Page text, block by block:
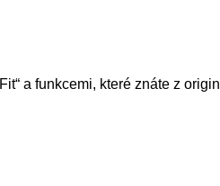
a funkcemi, které znáte z